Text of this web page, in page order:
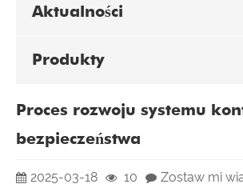
Aktualności
Produkty
Proces rozwoju systemu
bezpieczeństwa
2025-03-18 10
Zostaw mi